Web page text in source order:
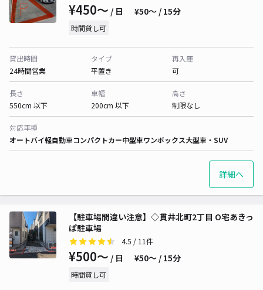
¥450〜 / 日 ¥50〜 / 15分
時間貸し可
貸出時間
24時間営業
タイプ
平置き
再入庫
可
長さ
550cm 以下
車幅
200cm 以下
高さ
制限なし
対応車種
オートバイ軽自動車コンパクトカー中型車ワンボックス大型車・SUV
詳細へ
【駐車場間違い注意】◇貫井北町2丁目 O宅あきっ
ぱ駐車場
4.5 / 11件
¥500〜 / 日 ¥50〜 / 15分
時間貸し可